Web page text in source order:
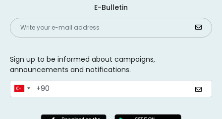
E-Bulletin
Sign up to be informed about campaigns,
announcements and notifications.